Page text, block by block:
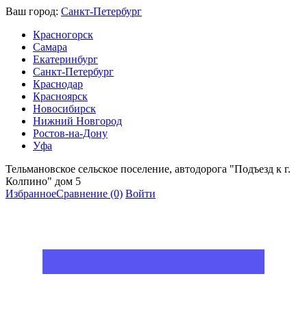
Ваш город: Санкт-Петербург
Красногорск
Самара
Екатеринбург
Санкт-Петербург
Краснодар
Красноярск
Новосибирск
Нижний Новгород
Ростов-на-Дону
Уфа
Тельмановское сельское поселение, автодорога "Подъезд к г.
Колпино" дом 5
ИзбранноеСравнение (0) Войти